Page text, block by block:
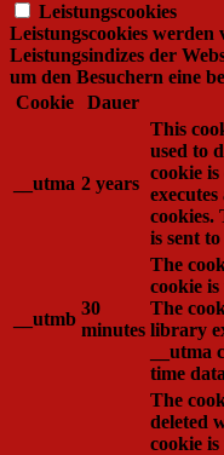
Leistungscookies
Leistungscookies werden
Leistungsindizes der
um den Besuchern eine
Cookie
Dauer
__utma 2 years
This
used to
cookie
cookies.
is sent
__utmb
30
minutes
The
cookie is
The
library
__utma
time
The
deleted
cookie